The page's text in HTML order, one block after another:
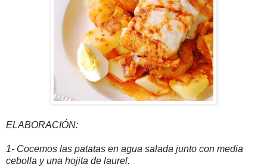
ELABORACIÓN:
1- Cocemos las patatas en agua salada junto con media
cebolla y una hojita de laurel.